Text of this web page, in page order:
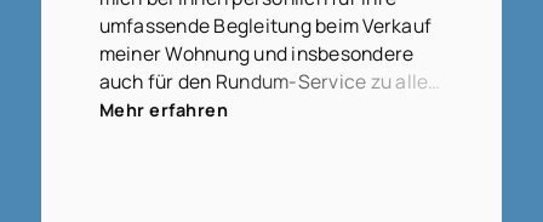
umfassende Begleitung beim Verkauf
meiner Wohnung und insbesondere
auch für den Rundum-Service zu allen
Fragen, die zwischendurch
Mehr erfahren